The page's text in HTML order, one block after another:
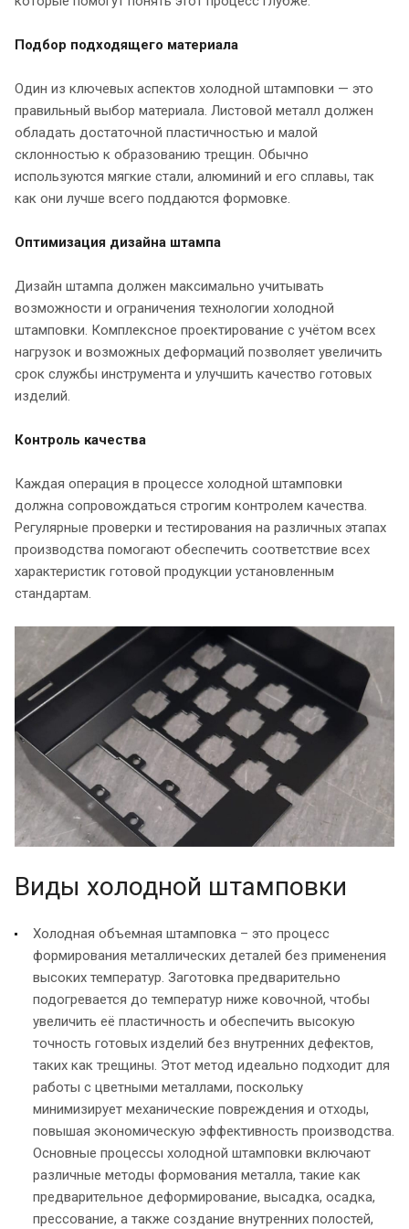
Подбор подходящего материала
Один из ключевых аспектов холодной штамповки — это
правильный выбор материала. Листовой металл должен
обладать достаточной пластичностью и малой
склонностью к образованию трещин. Обычно
используются мягкие стали, алюминий и его сплавы, так
как они лучше всего поддаются формовке.
Оптимизация дизайна штампа
Дизайн штампа должен максимально учитывать
возможности и ограничения технологии холодной
штамповки. Комплексное проектирование с учётом всех
нагрузок и возможных деформаций позволяет увеличить
срок службы инструмента и улучшить качество готовых
изделий.
Контроль качества
Каждая операция в процессе холодной штамповки
должна сопровождаться строгим контролем качества.
Регулярные проверки и тестирования на различных этапах
производства помогают обеспечить соответствие всех
характеристик готовой продукции установленным
стандартам.
Виды холодной штамповки
Холодная объемная штамповка – это процесс
формирования металлических деталей без применения
высоких температур. Заготовка предварительно
подогревается до температур ниже ковочной, чтобы
увеличить её пластичность и обеспечить высокую
точность готовых изделий без внутренних дефектов,
таких как трещины. Этот метод идеально подходит для
работы с цветными металлами, поскольку
минимизирует механические повреждения и отходы,
повышая экономическую эффективность производства.
Основные процессы холодной штамповки включают
различные методы формования металла, такие как
предварительное деформирование, высадка, осадка,
прессование, а также создание внутренних полостей,